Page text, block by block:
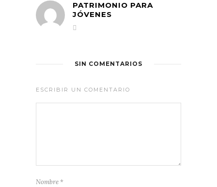
PATRIMONIO PARA
JÓVENES
SIN COMENTARIOS
ESCRIBIR UN COMENTARIO
Nombre *